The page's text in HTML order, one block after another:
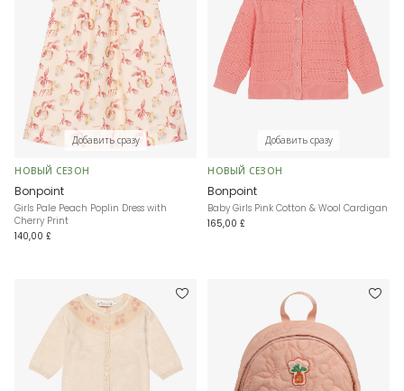
Добавить сразу
НОВЫЙ СЕЗОН
Bonpoint
Girls Pale Peach Poplin Dress with
Cherry Print
140,00 £
Добавить сразу
НОВЫЙ СЕЗОН
Bonpoint
Baby Girls Pink Cotton & Wool Cardigan
165,00 £